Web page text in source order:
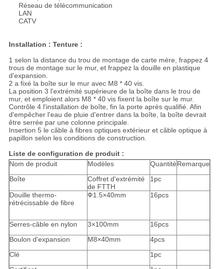
Réseau de télécommunication
LAN
CATV
Installation : Tenture :
1 selon la distance du trou de montage de carte mère, frappez 4
trous de montage sur le mur, et frappez la douille en plastique
d'expansion.
2 a fixé la boîte sur le mur avec M8 * 40 vis.
La position 3 l'extrémité supérieure de la boîte dans le trou de
mur, et emploient alors M8 * 40 vis fixent la boîte sur le mur.
Contrôle 4 l'installation de boîte, fin la porte après qualifié. Afin
d'empêcher l'eau de pluie d'entrer dans la boîte, la boîte devrait
être serrée par une colonne principale.
Insertion 5 le câble à fibres optiques extérieur et câble optique à
papillon selon les conditions de construction.
Liste de configuration de produit :
Nom de produit
Modèles QuantitéRemarque
Boîte
Coffret d'extrémité
de FTTH
1pc
Douille thermo-
rétrécissable de fibre
Ф1.5×40mm 16pcs
Serres-câble en nylon 3×100mm
16pcs
Boulon d'expansion
M8×40mm
4pcs
Clé
1pc